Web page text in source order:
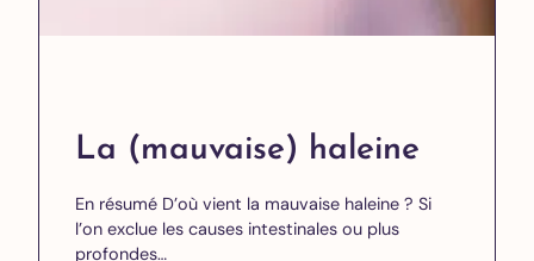
La (mauvaise) haleine
En résumé D’où vient la mauvaise haleine ? Si
l’on exclue les causes intestinales ou plus
profondes…